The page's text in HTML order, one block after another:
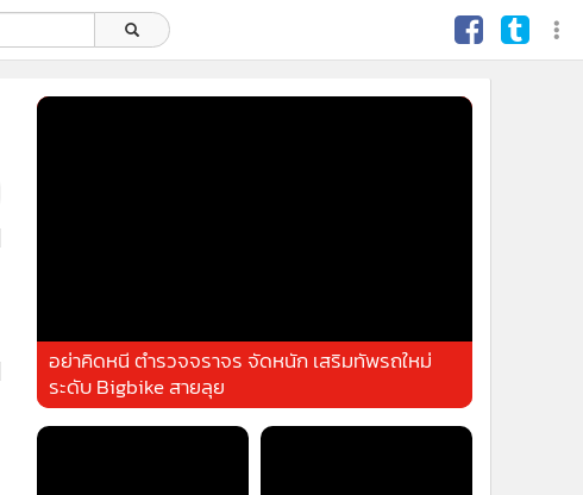
อย่าคิดหนี ตำรวจจราจร จัดหนัก เสริมทัพรถใหม่
ระดับ Bigbike สายลุย